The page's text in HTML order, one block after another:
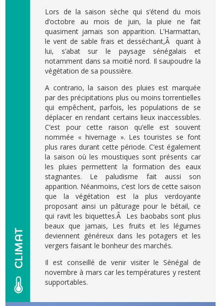
Lors de la saison sèche qui s’étend du mois
d’octobre au mois de juin, la pluie ne fait
quasiment jamais son apparition. L’Harmattan,
le vent de sable frais et desséchant,Â quant à
lui, s’abat sur le paysage sénégalais et
notamment dans sa moitié nord. Il saupoudre la
végétation de sa poussière.
A contrario, la saison des pluies est marquée
par des précipitations plus ou moins torrentielles
qui empêchent, parfois, les populations de se
déplacer en rendant certains lieux inaccessibles.
C’est pour cette raison qu’elle est souvent
nommée « hivernage ». Les touristes se font
plus rares durant cette période. C’est également
la saison où les moustiques sont présents car
les pluies permettent la formation des eaux
stagnantes. Le paludisme fait aussi son
apparition. Néanmoins, c’est lors de cette saison
que la végétation est la plus verdoyante
proposant ainsi un pâturage pour le bétail, ce
qui ravit les biquettes.Â Les baobabs sont plus
beaux que jamais, Les fruits et les légumes
deviennent généreux dans les potagers et les
vergers faisant le bonheur des marchés.
Il est conseillé de venir visiter le Sénégal de
novembre à mars car les températures y restent
supportables.